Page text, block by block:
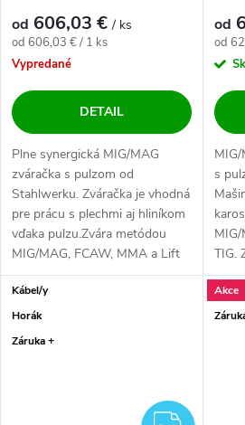
od 606,03 €/ ks
Jednotková cena:
od 606,03 € / 1 ks
Vypredané
DETAIL
Plne synergická MIG/MAG
zváračka s pulzom od
Stahlwerku. Zváračka je vhodná
pre prácu s plechmi aj hliníkom
vďaka pulzu.Zvára metódou
MIG/MAG, FCAW, MMA a Lift
TIG. Zvaríš s ňou...
od
od
s
TIG.
hliník
Kábel/y
Horák
Záruka +
Akce